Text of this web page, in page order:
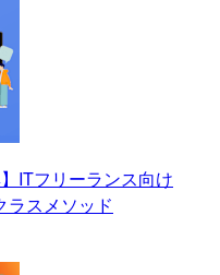
ITフリーランス向け
ラスメソッド